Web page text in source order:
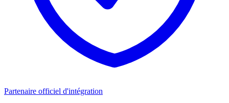
Partenaire officiel d'intégration